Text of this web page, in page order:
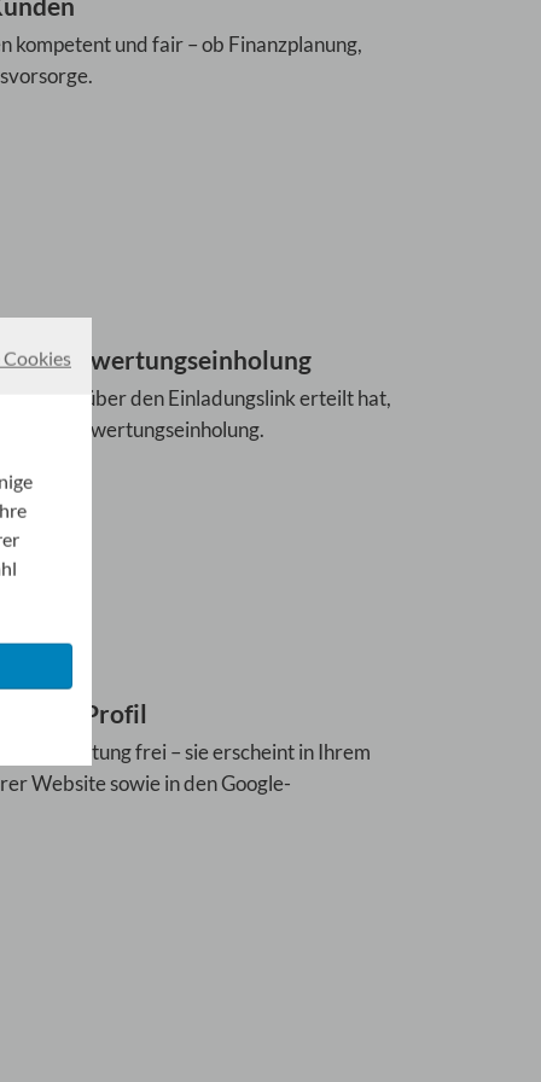
kompetent und fair – ob Finanzplanung,
der Bewertungseinholung
über den Einladungslink erteilt hat,
der Bewertungseinholung.
Ihrem Profil
Bewertung frei – sie erscheint in Ihrem
Website sowie in den Google-